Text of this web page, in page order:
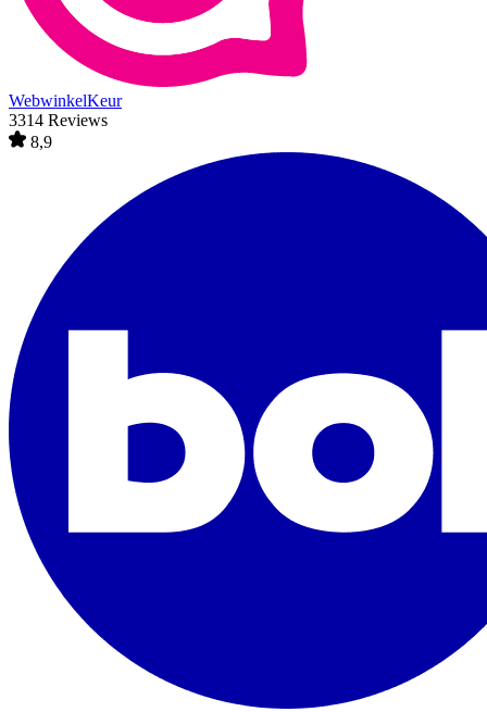
WebwinkelKeur
3314 Reviews
8,9